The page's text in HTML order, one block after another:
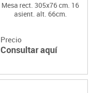
Mesa rect. 305x76 cm. 16
asient. alt. 66cm.
Precio
Consultar aquí